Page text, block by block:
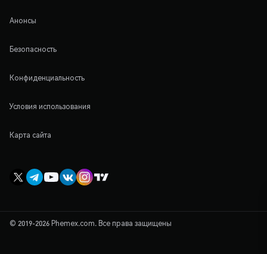
Анонсы
Безопасность
Конфиденциальность
Условия использования
Карта сайта
© 2019-2026 Phemex.com. Все права защищены